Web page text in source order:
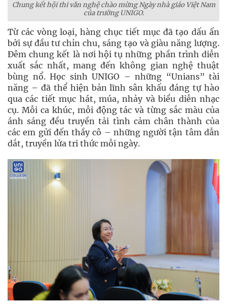
Chung kết hội thi văn nghệ chào mừng Ngày nhà giáo Việt Nam
của trường UNIGO.
Từ các vòng loại, hàng chục tiết mục đã tạo dấu ấn
bởi sự đầu tư chỉn chu, sáng tạo và giàu năng lượng.
Đêm chung kết là nơi hội tụ những phần trình diễn
xuất sắc nhất, mang đến không gian nghệ thuật
bùng nổ. Học sinh UNIGO – những “Unians” tài
năng – đã thể hiện bản lĩnh sân khấu đáng tự hào
qua các tiết mục hát, múa, nhảy và biểu diễn nhạc
cụ. Mỗi ca khúc, mỗi động tác và từng sắc màu của
ánh sáng đều truyền tải tình cảm chân thành của
các em gửi đến thầy cô – những người tận tâm dẫn
dắt, truyền lửa tri thức mỗi ngày.